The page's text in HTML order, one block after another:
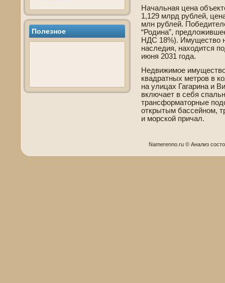
Полезное
Начальная цена
1,129 млрд рублей,
млн рублей.
“Родина”,
НДС 18%). Имущество
наследия, находится
июня 2031 года.
Недвижимое
квадратных метров в
на улицах Гагарина и
включает в себя
трансформаторные
открытым бассейном,
и морской причал.
Namerenno.ru © Анализ